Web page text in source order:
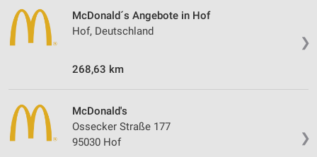
❯
McDonald´s Angebote in Hof
Hof, Deutschland
268,63 km
❯
McDonald's
Ossecker Straße 177
95030 Hof